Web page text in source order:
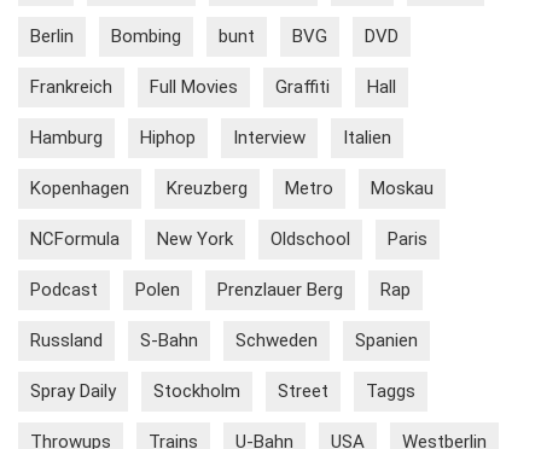
Berlin Bombing bunt BVG DVD
Frankreich Full Movies Graffiti Hall
Hamburg Hiphop Interview Italien
Kopenhagen Kreuzberg Metro Moskau
NCFormula New York Oldschool Paris
Podcast Polen Prenzlauer Berg Rap
Russland S-Bahn Schweden Spanien
Spray Daily Stockholm Street Taggs
Throwups Trains U-Bahn USA Westberlin